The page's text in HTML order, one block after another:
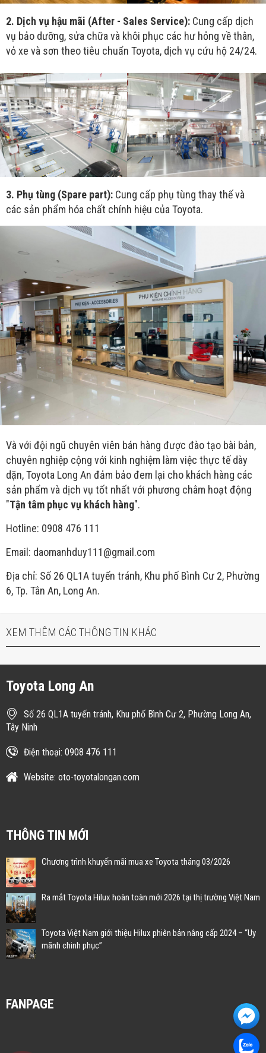
2. Dịch vụ hậu mãi (After - Sales Service): Cung cấp dịch
vụ bảo dưỡng, sửa chữa và khôi phục các hư hỏng về thân,
vỏ xe và sơn theo tiêu chuẩn Toyota, dịch vụ cứu hộ 24/24.
3. Phụ tùng (Spare part): Cung cấp phụ tùng thay thế và
các sản phẩm hóa chất chính hiệu của Toyota.
Và với đội ngũ chuyên viên bán hàng được đào tạo bài bản,
chuyên nghiệp cộng với kinh nghiệm làm việc thực tế dày
dặn, Toyota Long An đảm bảo đem lại cho khách hàng các
sản phẩm và dịch vụ tốt nhất với phương châm hoạt động
"Tận tâm phục vụ khách hàng".
Hotline: 0908 476 111
Email: daomanhduy111@gmail.com
Địa chỉ: Số 26 QL1A tuyến tránh, Khu phố Bình Cư 2, Phường
6, Tp. Tân An, Long An.
XEM THÊM CÁC THÔNG TIN KHÁC
Toyota Long An
Số 26 QL1A tuyến tránh, Khu phố Bình Cư 2, Phường Long An,
Tây Ninh
Điện thoại: 0908 476 111
Website: oto-toyotalongan.com
THÔNG TIN MỚI
Chương trình khuyến mãi mua xe Toyota tháng 03/2026
Ra mắt Toyota Hilux hoàn toàn mới 2026 tại thị trường Việt Nam
Toyota Việt Nam giới thiệu Hilux phiên bản nâng cấp 2024 – “Uy
mãnh chinh phục”
FANPAGE